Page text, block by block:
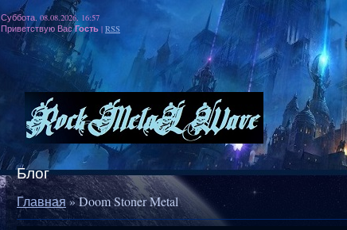
Суббота, 08.08.2026, 16:57
Приветствую Вас Гость | RSS
Блог
Главная»Doom Stoner Metal